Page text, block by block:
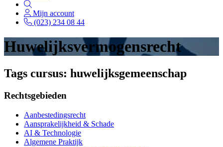
Mijn account
(023) 234 08 44
Huwelijksvermogensrecht
Tags cursus: huwelijksgemeenschap
Rechtsgebieden
Aanbestedingsrecht
Aansprakelijkheid & Schade
AI & Technologie
Algemene Praktijk